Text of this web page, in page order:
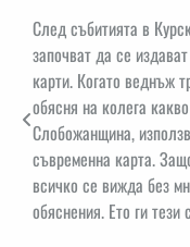
Навигация
След събитията в
започват да се
карти. Когато веднъж
обясня на колега
Слобожанщина,
съвременна карта.
всичко се вижда без
обяснения. Ето ги тези